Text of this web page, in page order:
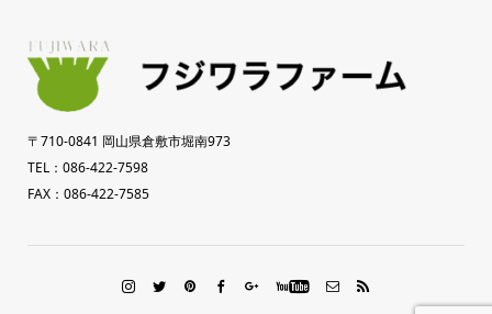
〒710-0841 岡山県倉敷市堀南973
TEL：086-422-7598
FAX：086-422-7585